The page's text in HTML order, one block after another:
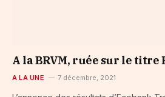
A la BRVM, ruée sur le titre
A LA UNE 7 décembre, 2021